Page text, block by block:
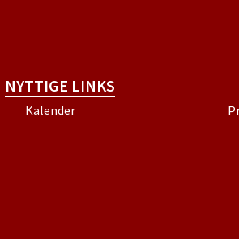
NYTTIGE LINKS
Kalender